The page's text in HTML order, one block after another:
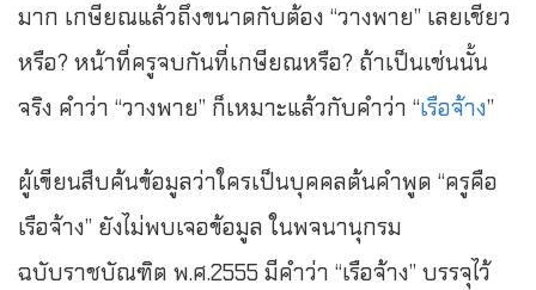
มาก เกษียณแล้วถึงขนาดกับต้อง “วางพาย” เลยเชียว
หรือ? หน้าที่ครูจบกันที่เกษียณหรือ? ถ้าเป็นเช่นนั้น
จริง คำว่า “วางพาย” ก็เหมาะแล้วกับคำว่า “เรือจ้าง”
ผู้เขียนสืบค้นข้อมูลว่าใครเป็นบุคคลต้นคำพูด “ครูคือ
เรือจ้าง” ยังไม่พบเจอข้อมูล ในพจนานุกรม
ฉบับราชบัณฑิต พ.ศ.2555 มีคำว่า “เรือจ้าง” บรรจุไว้